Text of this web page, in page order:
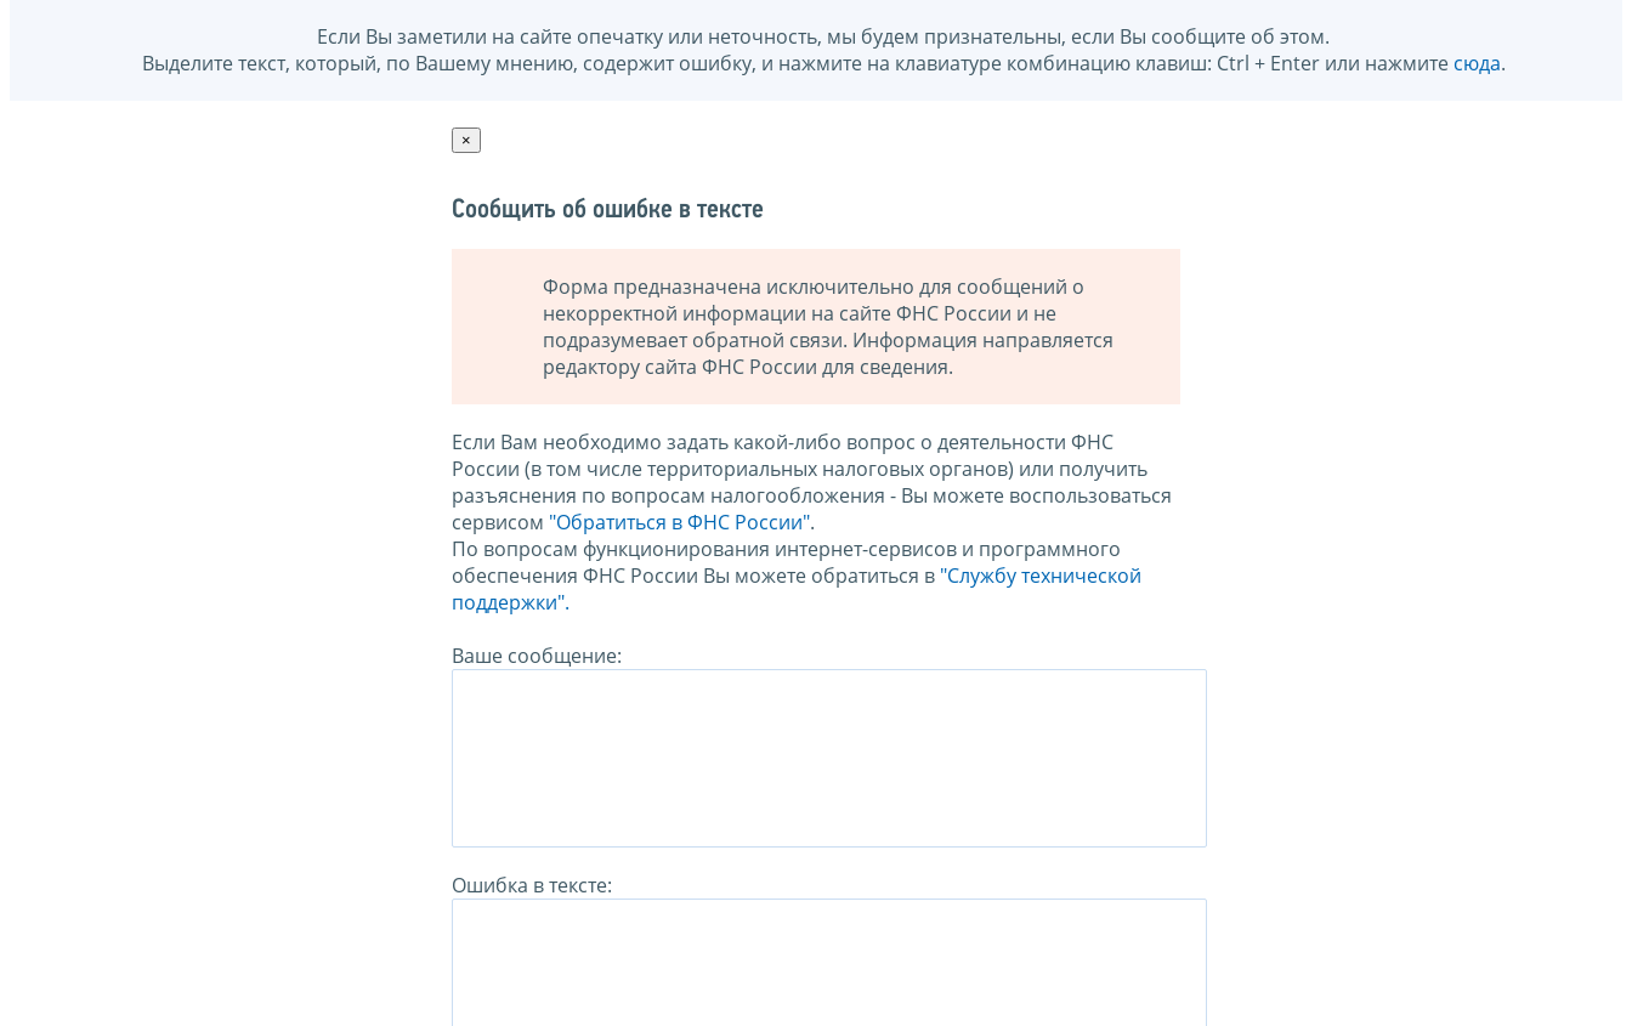
Если Вы заметили на сайте опечатку или неточность, мы будем признательны, если Вы сообщите об этом.
Выделите текст, который, по Вашему мнению, содержит ошибку, и нажмите на клавиатуре комбинацию клавиш: Ctrl + Enter или нажмите сюда.
×
Сообщить об ошибке в тексте
Форма предназначена исключительно для сообщений о
некорректной информации на сайте ФНС России и не
подразумевает обратной связи. Информация направляется
редактору сайта ФНС России для сведения.
Если Вам необходимо задать какой-либо вопрос о деятельности ФНС
России (в том числе территориальных налоговых органов) или получить
разъяснения по вопросам налогообложения - Вы можете воспользоваться
сервисом "Обратиться в ФНС России".
По вопросам функционирования интернет-сервисов и программного
обеспечения ФНС России Вы можете обратиться в "Службу технической
поддержки".
Ваше сообщение:
Ошибка в тексте: